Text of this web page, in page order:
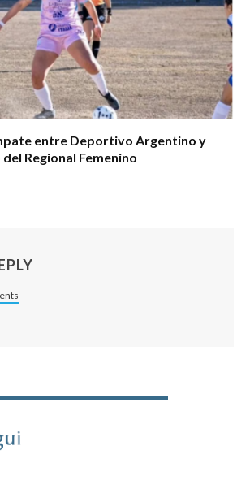
entre Deportivo Argentino y
Regional Femenino